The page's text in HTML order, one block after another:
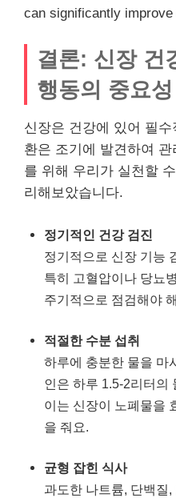
can significantly
결론: 신장 건
행동의 중요성
신장은 건강에 있어 필
환은 조기에 발견하여
를 위해 우리가 실천할
리해보았습니다.
정기적인 건강 검진
정기적으로 신장 기능
특히 고혈압이나 당뇨
주기적으로 점검해야
적절한 수분 섭취
하루에 충분한 물을 마
인은 하루 1.5-2리터의
이는 신장이 노폐물을
을 줘요.
균형 잡힌 식사
과도한 나트륨, 단백질